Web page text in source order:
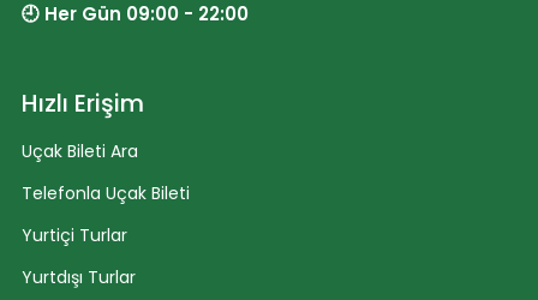
🕘 Her Gün 09:00 - 22:00
Hızlı Erişim
Uçak Bileti Ara
Telefonla Uçak Bileti
Yurtiçi Turlar
Yurtdışı Turlar